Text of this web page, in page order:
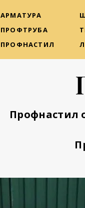
АРМАТУРА
ПРОФТРУБА
ПРОФНАСТИЛ
Профнастил